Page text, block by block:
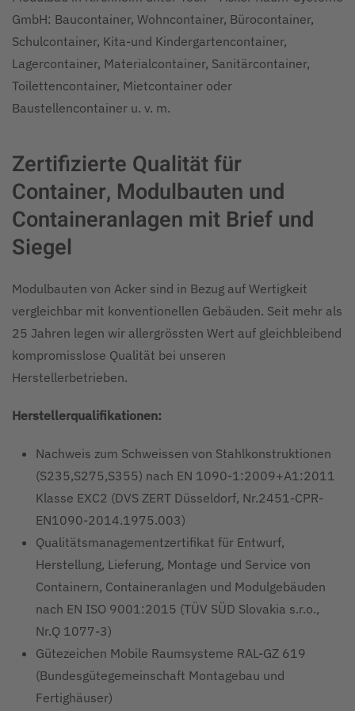
GmbH: Baucontainer, Wohncontainer, Bürocontainer,
Schulcontainer, Kita-und Kindergartencontainer,
Lagercontainer, Materialcontainer, Sanitärcontainer,
Toilettencontainer, Mietcontainer oder
Baustellencontainer u. v. m.
Zertifizierte Qualität für
Container, Modulbauten und
Containeranlagen mit Brief und
Siegel
Modulbauten von Acker sind in Bezug auf Wertigkeit
vergleichbar mit konventionellen Gebäuden. Seit mehr als
25 Jahren legen wir allergrössten Wert auf gleichbleibend
kompromisslose Qualität bei unseren
Herstellerbetrieben.
Herstellerqualifikationen:
Nachweis zum Schweissen von Stahlkonstruktionen
(S235,S275,S355) nach EN 1090-1:2009+A1:2011
Klasse EXC2 (DVS ZERT Düsseldorf, Nr.2451-CPR-
EN1090-2014.1975.003)
Qualitätsmanagementzertifikat für Entwurf,
Herstellung, Lieferung, Montage und Service von
Containern, Containeranlagen und Modulgebäuden
nach EN ISO 9001:2015 (TÜV SÜD Slovakia s.r.o.,
Nr.Q 1077-3)
Gütezeichen Mobile Raumsysteme RAL-GZ 619
(Bundesgütegemeinschaft Montagebau und
Fertighäuser)